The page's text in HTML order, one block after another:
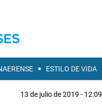
ESTILO DE VIDA
13 de julio de 2019 - 12:09